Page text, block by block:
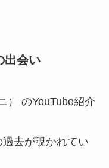
出会い
） のYouTube紹介
去が覗かれてい